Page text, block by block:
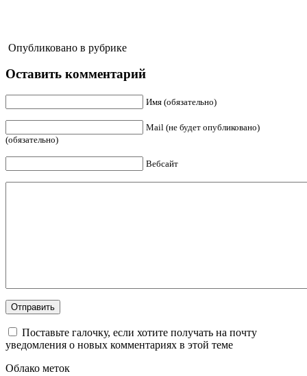
Опубликовано в рубрике
Оставить комментарий
Имя (обязательно)
Mail (не будет опубликовано)
(обязательно)
Вебсайт
Поставьте галочку, если хотите получать на почту
уведомления о новых комментариях в этой теме
Облако меток